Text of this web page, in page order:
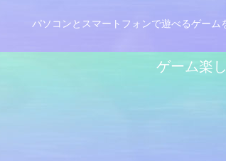
パソコンとスマートフォンで遊べるゲーム
ゲーム楽